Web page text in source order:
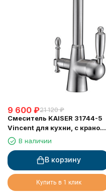
9 600 ₽21 120 ₽
Смеситель KAISER 31744-5
Vincent для кухни, с краном
для питьевой воды, серебро
В наличии
В корзину
Купить в 1 клик